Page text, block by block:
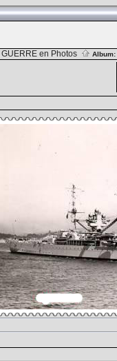
GUERRE en Photos Album: